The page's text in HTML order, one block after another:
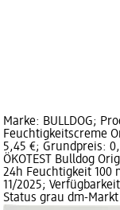
Marke: BULLDOG;
Feuchtigkeitscreme
5,45 €; Grundpreis:
ÖKOTEST Bulldog
24h Feuchtigkeit 100
11/2025;
Status grau dm-